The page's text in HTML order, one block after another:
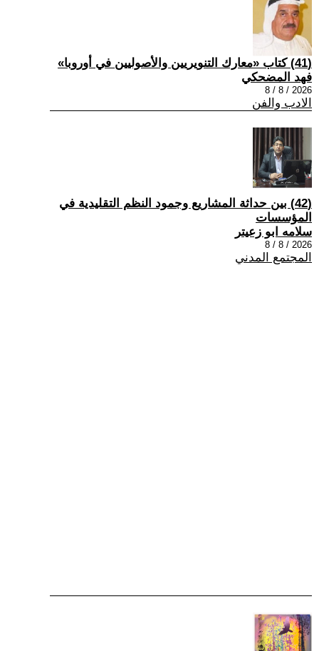
(41) كتاب «معارك التنويريين والأصوليين في أوروبا»
فهد المضحكي
2026 / 8 / 8
الادب والفن
(42) بين حداثة المشاريع وجمود النظم التقليدية في
المؤسسات
سلامه ابو زعيتر
2026 / 8 / 8
المجتمع المدني